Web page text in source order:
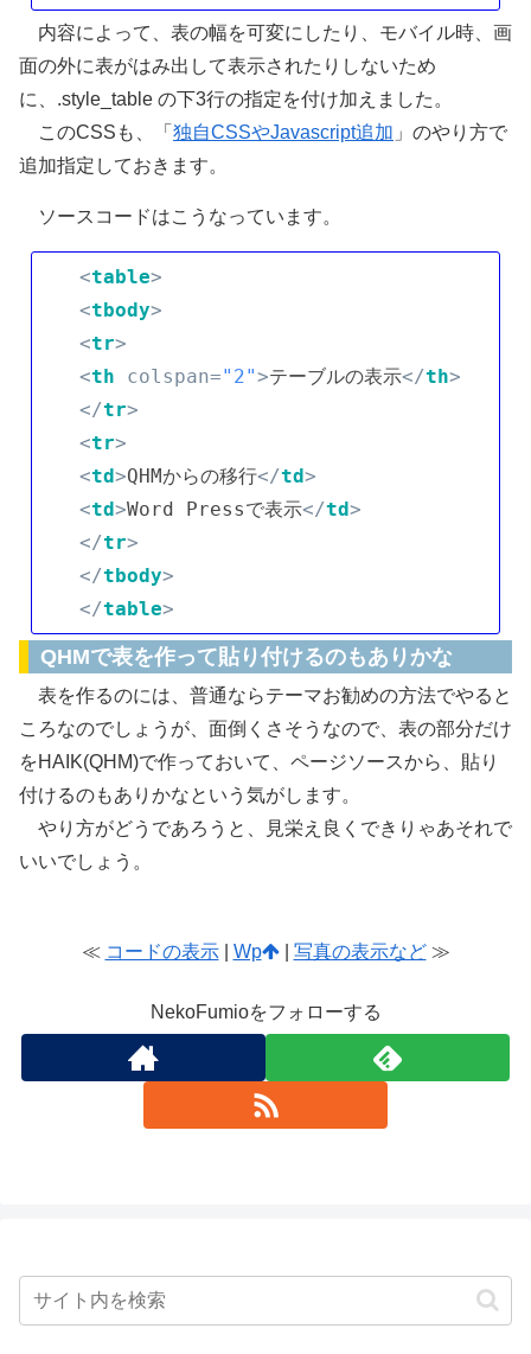
内容によって、表の幅を可変にしたり、モバイル時、画
面の外に表がはみ出して表示されたりしないため
に、.style_table の下3行の指定を付け加えました。
このCSSも、「 独自CSSやJavascript追加 」のやり方で
追加指定しておきます。
ソースコードはこうなっています。
<table>
<tbody>
<tr>
<th colspan="2">テーブルの表示</th>
</tr>
<tr>
<td>QHMからの移行</td>
<td>Word Pressで表示</td>
</tr>
</tbody>
</table>
QHMで表を作って貼り付けるのもありかな
表を作るのには、普通ならテーマお勧めの方法でやると
ころなのでしょうが、面倒くさそうなので、表の部分だけ
をHAIK(QHM)で作っておいて、ページソースから、貼り
付けるのもありかなという気がします。
やり方がどうであろうと、見栄え良くできりゃあそれで
いいでしょう。
≪ コードの表示| Wp | 写真の表示など≫
NekoFumioをフォローする